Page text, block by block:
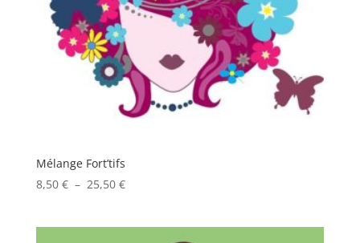
Mélange Fort’tifs
8,50 € – 25,50 €Plage